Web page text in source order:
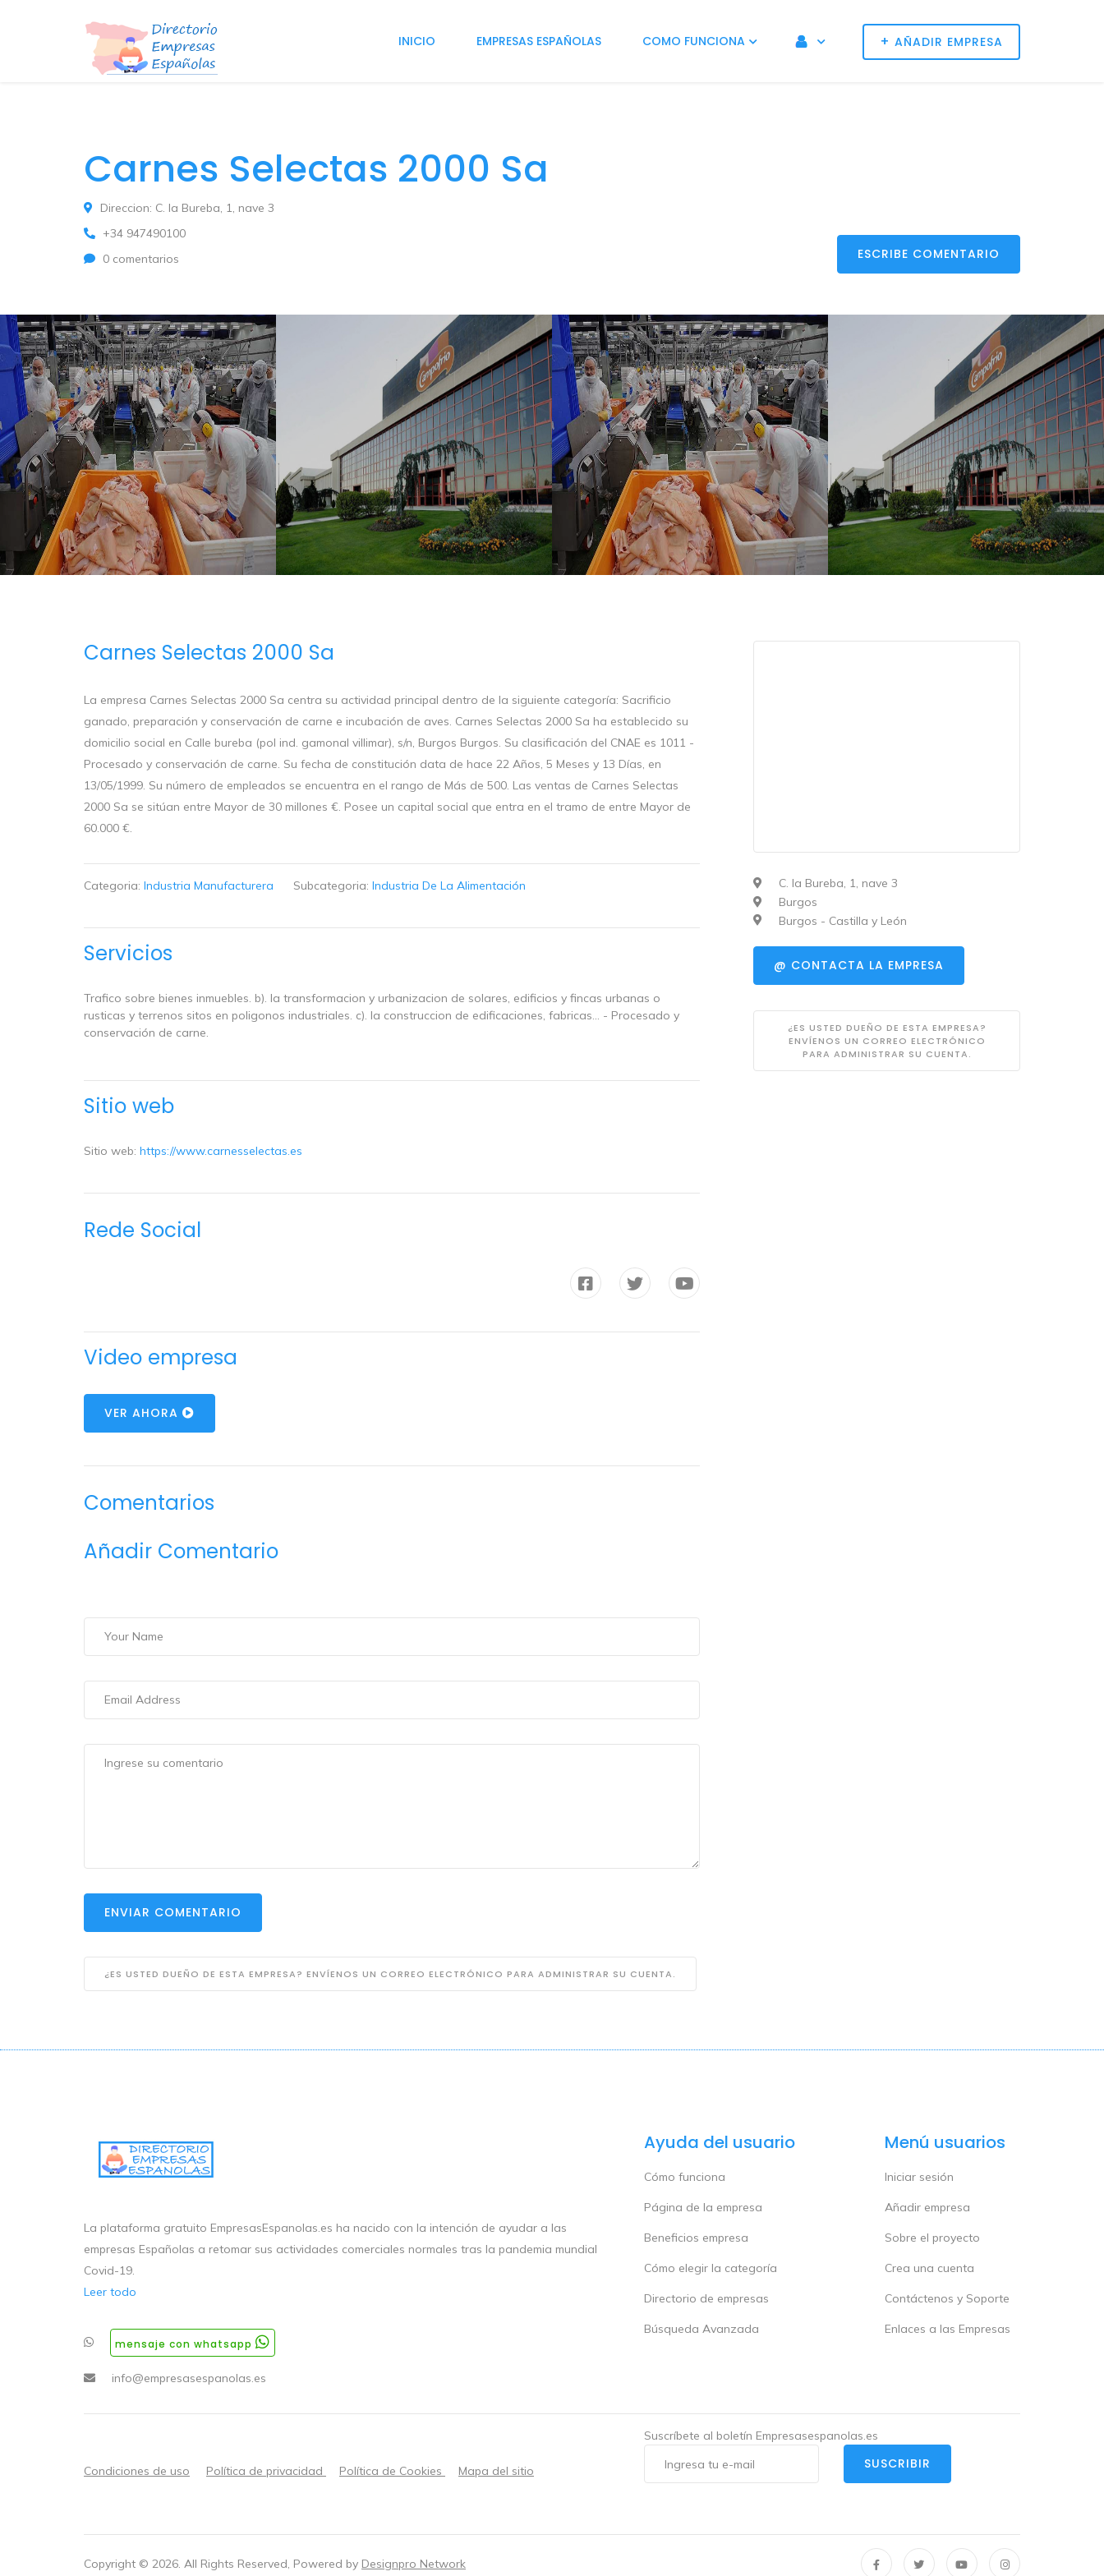
+ AÑADIR EMPRESA
INICIO EMPRESAS ESPAÑOLAS COMO FUNCIONA
Carnes Selectas 2000 Sa
Direccion: C. la Bureba, 1, nave 3
+34 947490100
0 comentarios
ESCRIBE COMENTARIO
Carnes Selectas 2000 Sa
La empresa Carnes Selectas 2000 Sa centra su actividad principal dentro de la siguiente categoría: Sacrificio
ganado, preparación y conservación de carne e incubación de aves. Carnes Selectas 2000 Sa ha establecido su
domicilio social en Calle bureba (pol ind. gamonal villimar), s/n, Burgos Burgos. Su clasificación del CNAE es 1011 -
Procesado y conservación de carne. Su fecha de constitución data de hace 22 Años, 5 Meses y 13 Días, en
13/05/1999. Su número de empleados se encuentra en el rango de Más de 500. Las ventas de Carnes Selectas
2000 Sa se sitúan entre Mayor de 30 millones €. Posee un capital social que entra en el tramo de entre Mayor de
60.000 €.
Categoria: Industria Manufacturera Subcategoria: Industria De La Alimentación
Servicios
Trafico sobre bienes inmuebles. b). la transformacion y urbanizacion de solares, edificios y fincas urbanas o
rusticas y terrenos sitos en poligonos industriales. c). la construccion de edificaciones, fabricas... - Procesado y
conservación de carne.
Sitio web
Sitio web: https://www.carnesselectas.es
Rede Social
Video empresa
VER AHORA
Comentarios
Añadir Comentario
ENVIAR COMENTARIO
¿ES USTED DUEÑO DE ESTA EMPRESA? ENVÍENOS UN CORREO ELECTRÓNICO PARA ADMINISTRAR SU CUENTA.
C. la Bureba, 1, nave 3
Burgos
Burgos - Castilla y León
@ CONTACTA LA EMPRESA
¿ES USTED DUEÑO DE ESTA EMPRESA?
ENVÍENOS UN CORREO ELECTRÓNICO
PARA ADMINISTRAR SU CUENTA.
La plataforma gratuito EmpresasEspanolas.es ha nacido con la intención de ayudar a las
empresas Españolas a retomar sus actividades comerciales normales tras la pandemia mundial
Covid-19.
Leer todo
mensaje con whatsapp
info@empresasespanolas.es
Ayuda del usuario
Cómo funciona
Página de la empresa
Beneficios empresa
Cómo elegir la categoría
Directorio de empresas
Búsqueda Avanzada
Menú usuarios
Iniciar sesión
Añadir empresa
Sobre el proyecto
Crea una cuenta
Contáctenos y Soporte
Enlaces a las Empresas
Suscríbete al boletín Empresasespanolas.es
Condiciones de uso Política de privacidad Política de Cookies Mapa del sitio SUSCRIBIR
Copyright © 2026. All Rights Reserved, Powered by Designpro Network